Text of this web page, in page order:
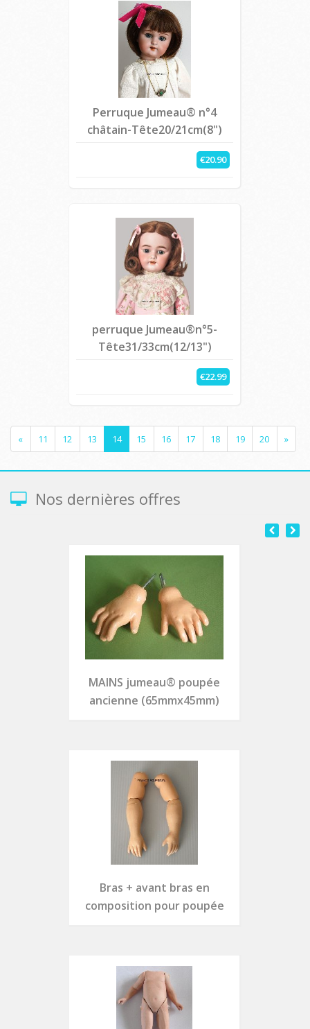
Perruque Jumeau® n°4
châtain-Tête20/21cm(8")
€20.90
perruque Jumeau®n°5-
Tête31/33cm(12/13")
€22.99
« 11 12 13 14 15 16 17 18 19 20 »
Nos dernières offres
MAINS jumeau® poupée
ancienne (65mmx45mm)
Bras + avant bras en
composition pour poupée